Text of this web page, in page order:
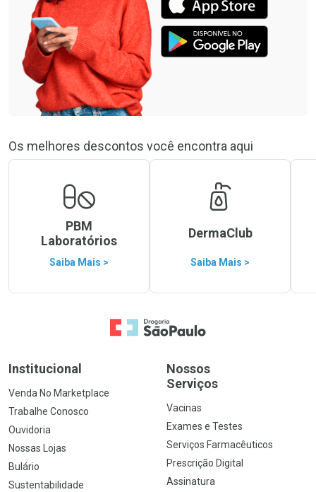
Os melhores descontos você encontra aqui
PBM
Laboratórios
Saiba Mais >
DermaClub
Saiba Mais >
Ir para a Home
Institucional
Venda No Marketplace
Trabalhe Conosco
Ouvidoria
Nossas Lojas
Bulário
Sustentabilidade
Nossos
Serviços
Vacinas
Exames e Testes
Serviços Farmacêuticos
Prescrição Digital
Assinatura